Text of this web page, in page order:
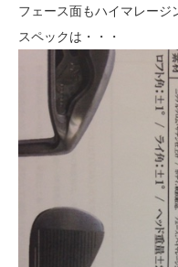
フェース面もハイマレージ
スペックは・・・